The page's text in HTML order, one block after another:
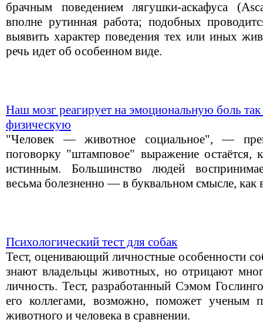
брачным поведением лягушки-аскафуса
вполне рутинная работа; подобных
выявить характер поведения тех или иных
речь идет об особенном виде.
Наш мозг реагирует на эмоциональную боль
физическую
"Человек — животное социальное", —
поговорку "штамповое" выражение остаётся,
истинным. Большинство людей
весьма болезненно — в буквальном смысле, как
Психологический тест для собак
Тест, оценивающий личностные особенности
знают владельцы животных, но отрицают
личность. Тест, разработанный Сэмом
его коллегами, возможно, поможет ученым
животного и человека в сравнении.